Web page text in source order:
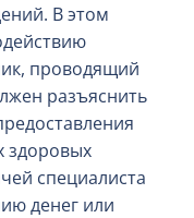
В этом
проводящий
разъяснить
здоровых
специалиста
денег или